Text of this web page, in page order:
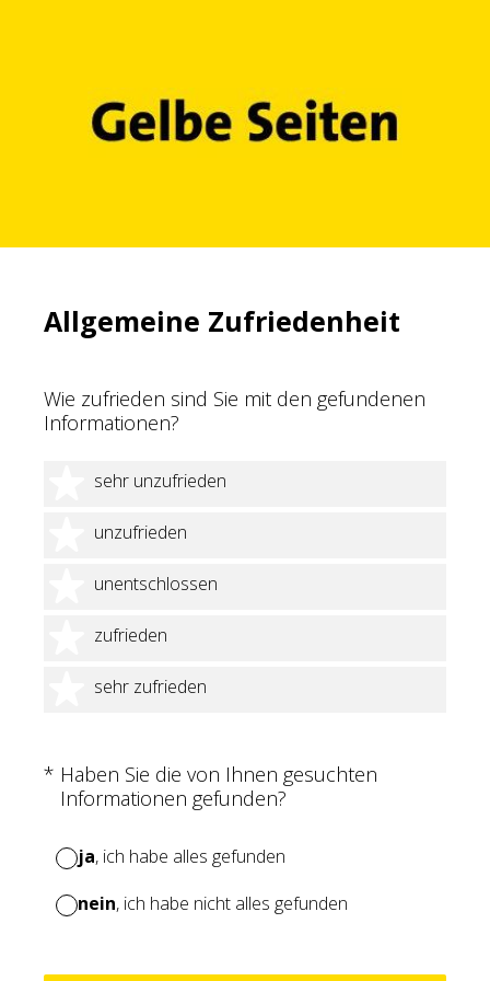
Allgemeine Zufriedenheit
Wie zufrieden sind Sie mit den gefundenen
Informationen?
sehr unzufrieden
1 Stern
unzufrieden
2 Sterne
unentschlossen
3 Sterne
zufrieden
4 Sterne
sehr zufrieden
5 Sterne
* Haben Sie die von Ihnen gesuchten
Informationen gefunden?
(Erforderlich.)
ja, ich habe alles gefunden
nein, ich habe nicht alles gefunden